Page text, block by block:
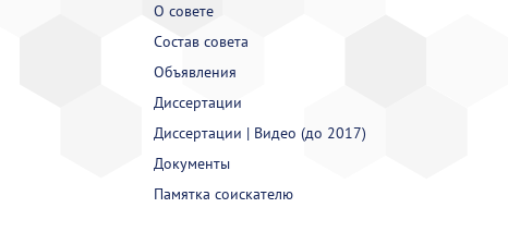
О совете
Состав совета
Объявления
Диссертации
Диссертации | Видео (до 2017)
Документы
Памятка соискателю